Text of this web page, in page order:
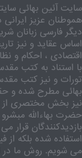
سایت آئین بهائی
هموطنان عزیز
دیگر فارسی
اساس عقاید و نیز
اقتصادی ، احکام و
با استناد به کتب
تورات و نیز کتب
بهائی مطرح شده و
نیز بخش مختصری از
حضرت بهاءالله
بازدیدکنندگان
استفاده شده بلکه
می شویم. روش ما در